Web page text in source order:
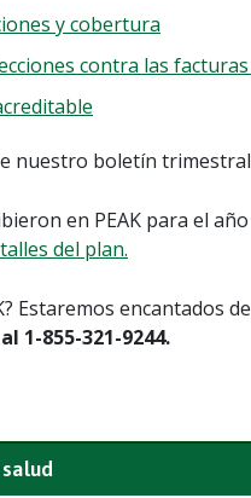
y cobertura
contra las
nuestro boletín
en PEAK para el
del plan.
Estaremos encantados
1-855-321-9244.